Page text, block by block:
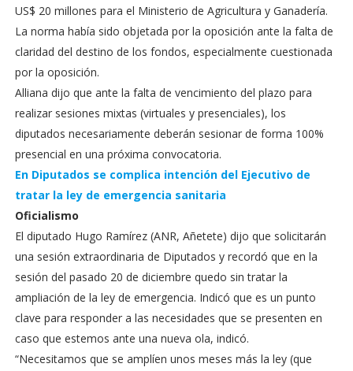
US$ 20 millones para el Ministerio de Agricultura y Ganadería.
La norma había sido objetada por la oposición ante la falta de
claridad del destino de los fondos, especialmente cuestionada
por la oposición.
Alliana dijo que ante la falta de vencimiento del plazo para
realizar sesiones mixtas (virtuales y presenciales), los
diputados necesariamente deberán sesionar de forma 100%
presencial en una próxima convocatoria.
En Diputados se complica intención del Ejecutivo de
tratar la ley de emergencia sanitaria
Oficialismo
El diputado Hugo Ramírez (ANR, Añetete) dijo que solicitarán
una sesión extraordinaria de Diputados y recordó que en la
sesión del pasado 20 de diciembre quedo sin tratar la
ampliación de la ley de emergencia. Indicó que es un punto
clave para responder a las necesidades que se presenten en
caso que estemos ante una nueva ola, indicó.
“Necesitamos que se amplíen unos meses más la ley (que